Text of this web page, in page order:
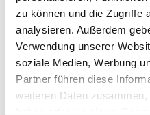
zu können und die Zugriffe
analysieren. Außerdem
Verwendung unserer
soziale Medien, Werbung
Partner führen diese
weiteren Daten